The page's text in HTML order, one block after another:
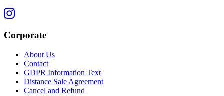
Corporate
About Us
Contact
GDPR Information Text
Distance Sale Agreement
Cancel and Refund